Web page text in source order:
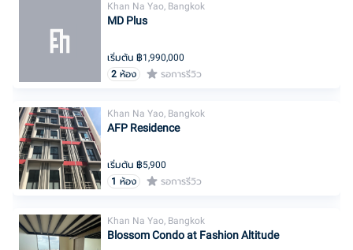
Khan Na Yao, Bangkok
MD Plus
เริ่มต้น ฿1,990,000
2 ห้อง รอการรีวิว
Khan Na Yao, Bangkok
AFP Residence
เริ่มต้น ฿5,900
1 ห้อง รอการรีวิว
Khan Na Yao, Bangkok
Blossom Condo at Fashion Altitude